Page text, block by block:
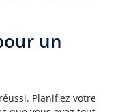
un
Planifiez votre